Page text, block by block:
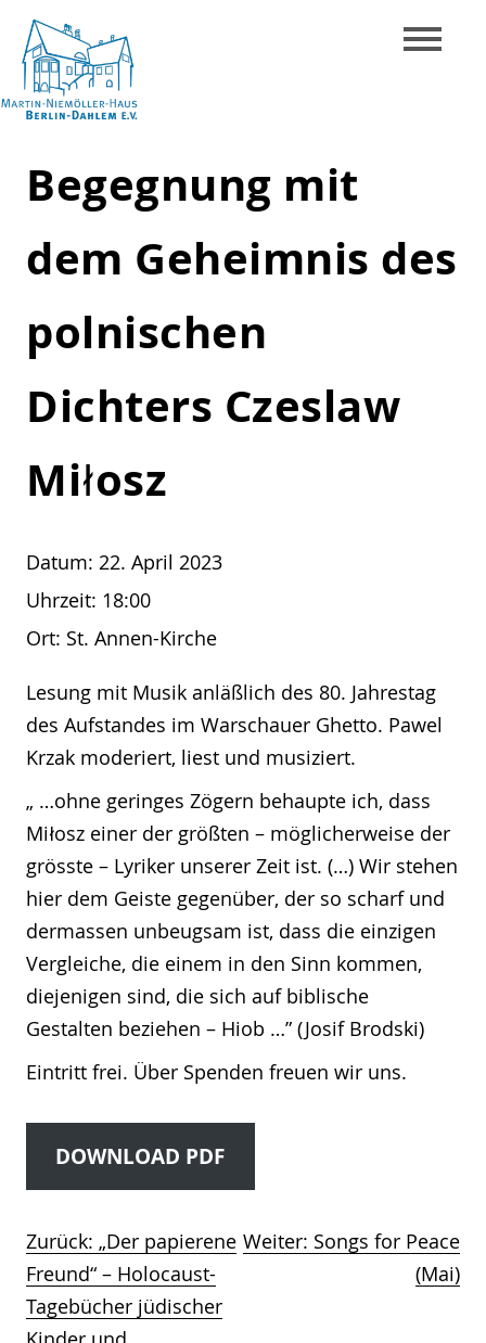
Skip
content
Niemöller-
Berlin-
e.V.
Begegnung mit
dem Geheimnis des
polnischen
Dichters Czeslaw
Miłosz
Datum: 22. April 2023
Uhrzeit: 18:00
Ort: St. Annen-Kirche
Lesung mit Musik anläßlich des 80. Jahrestag
des Aufstandes im Warschauer Ghetto. Pawel
Krzak moderiert, liest und musiziert.
„ …ohne geringes Zögern behaupte ich, dass
Miłosz einer der größten – möglicherweise der
grösste – Lyriker unserer Zeit ist. (…) Wir stehen
hier dem Geiste gegenüber, der so scharf und
dermassen unbeugsam ist, dass die einzigen
Vergleiche, die einem in den Sinn kommen,
diejenigen sind, die sich auf biblische
Gestalten beziehen – Hiob …” (Josif Brodski)
Eintritt frei. Über Spenden freuen wir uns.
DOWNLOAD PDF
Beitragsnavigation
Zurück: „Der papierene
Freund“ – Holocaust-
Tagebücher jüdischer
Weiter: Songs for Peace
(Mai)